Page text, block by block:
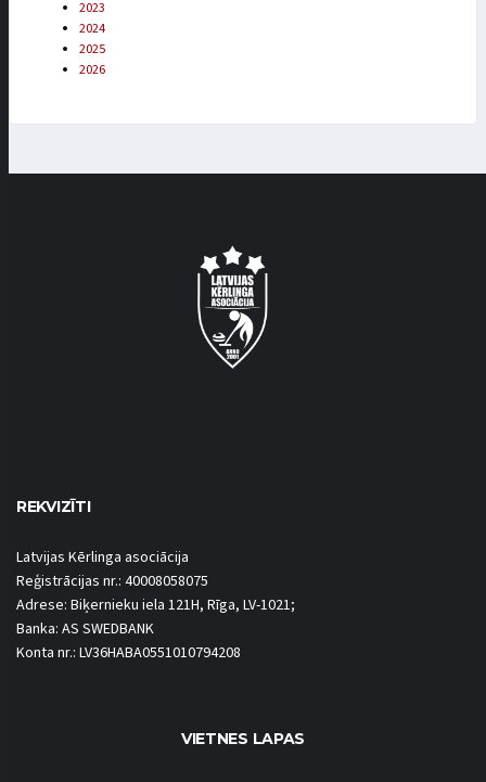
2023
2024
2025
2026
REKVIZĪTI
Latvijas Kērlinga asociācija
Reģistrācijas nr.: 40008058075
Adrese: Biķernieku iela 121H, Rīga, LV-1021;
Banka: AS SWEDBANK
Konta nr.: LV36HABA0551010794208
VIETNES LAPAS